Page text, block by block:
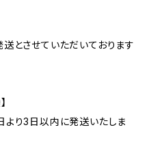
とさせていただいております
り3日以内に発送いたしま